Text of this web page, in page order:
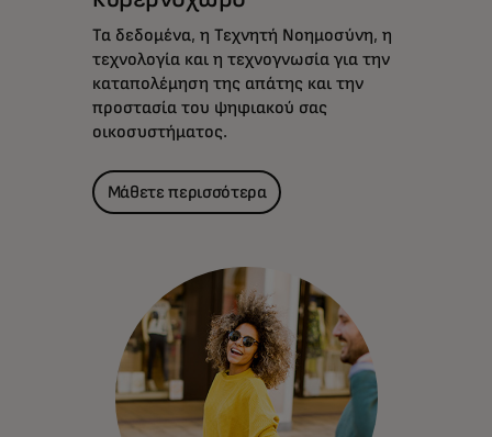
Τα δεδομένα, η Τεχνητή Νοημοσύνη, η
τεχνολογία και η τεχνογνωσία για την
καταπολέμηση της απάτης και την
προστασία του ψηφιακού σας
οικοσυστήματος.
Μάθετε περισσότερα